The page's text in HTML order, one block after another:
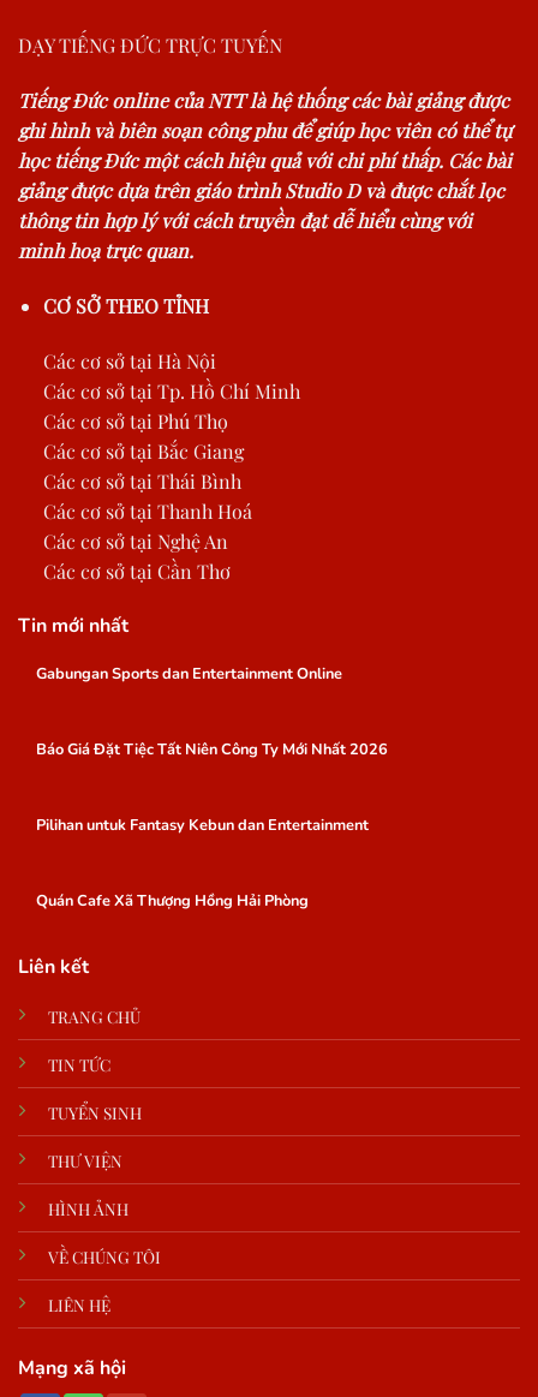
DẠY TIẾNG ĐỨC TRỰC TUYẾN
Tiếng Đức online của NTT là hệ thống các bài giảng được
ghi hình và biên soạn công phu để giúp học viên có thể tự
học tiếng Đức một cách hiệu quả với chi phí thấp. Các bài
giảng được dựa trên giáo trình Studio D và được chắt lọc
thông tin hợp lý với cách truyền đạt dễ hiểu cùng với
minh hoạ trực quan.
CƠ SỞ THEO TỈNH
Các cơ sở tại Hà Nội
Các cơ sở tại Tp. Hồ Chí Minh
Các cơ sở tại Phú Thọ
Các cơ sở tại Bắc Giang
Các cơ sở tại Thái Bình
Các cơ sở tại Thanh Hoá
Các cơ sở tại Nghệ An
Các cơ sở tại Cần Thơ
Tin mới nhất
Gabungan Sports dan Entertainment Online
Báo Giá Đặt Tiệc Tất Niên Công Ty Mới Nhất 2026
Pilihan untuk Fantasy Kebun dan Entertainment
Quán Cafe Xã Thượng Hồng Hải Phòng
Liên kết
TRANG CHỦ
TIN TỨC
TUYỂN SINH
THƯ VIỆN
HÌNH ẢNH
VỀ CHÚNG TÔI
LIÊN HỆ
Mạng xã hội